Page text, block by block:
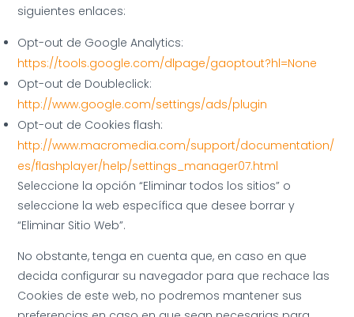
siguientes enlaces:
Opt-out de Google Analytics:
https://tools.google.com/dlpage/gaoptout?hl=None
Opt-out de Doubleclick:
http://www.google.com/settings/ads/plugin
Opt-out de Cookies flash:
http://www.macromedia.com/support/documentation/
es/flashplayer/help/settings_manager07.html
Seleccione la opción “Eliminar todos los sitios” o
seleccione la web específica que desee borrar y
“Eliminar Sitio Web”.
No obstante, tenga en cuenta que, en caso en que
decida configurar su navegador para que rechace las
Cookies de este web, no podremos mantener sus